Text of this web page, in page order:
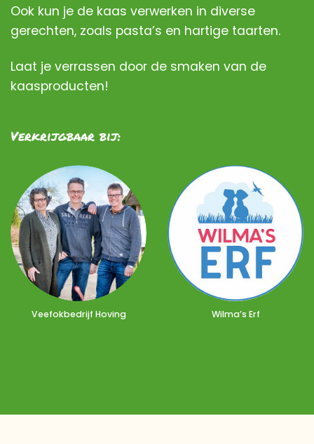
Ook kun je de kaas verwerken in diverse
gerechten, zoals pasta’s en hartige taarten.
Laat je verrassen door de smaken van de
kaasproducten!
Verkrijgbaar bij:
Veefokbedrijf Hoving Wilma’s Erf